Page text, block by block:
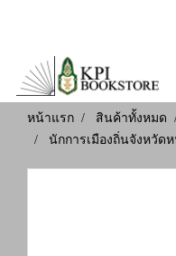
หน้าแรก สินค้าทั้งหมด
นักการเมืองถิ่นจังหวัด